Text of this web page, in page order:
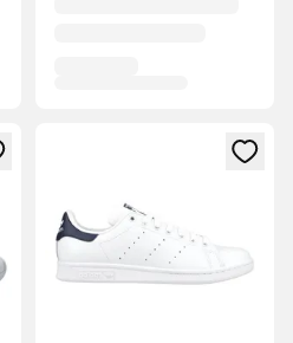
ή να εγγραφείτε ως
Ανοίγει ένα Modal για να